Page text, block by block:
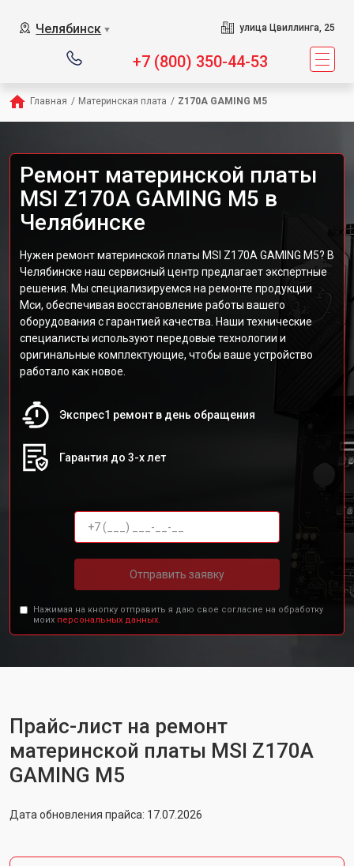
Челябинск ▼ улица Цвиллинга, 25
+7 (800) 350-44-53
Главная / Материнская плата / Z170A GAMING M5
Ремонт материнской платы
MSI Z170A GAMING M5 в
Челябинске
Нужен ремонт материнской платы MSI Z170A GAMING M5? В
Челябинске наш сервисный центр предлагает экспертные
решения. Мы специализируемся на ремонте продукции
Мси, обеспечивая восстановление работы вашего
оборудования с гарантией качества. Наши технические
специалисты используют передовые технологии и
оригинальные комплектующие, чтобы ваше устройство
работало как новое.
Экспрес1 ремонт в день обращения
Гарантия до 3-х лет
Отправить заявку
Нажимая на кнопку отправить я даю свое согласие на обработку
моих персональных данных.
Прайс-лист на ремонт
материнской платы MSI Z170A
GAMING M5
Дата обновления прайса: 17.07.2026